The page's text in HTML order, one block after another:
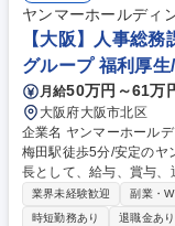
連 ・衛生管理 ・防災関
管理 ・福利厚生関連 ・
業務全般 募集職種 【東京／文京区】公益財団法人の総務人事業務／年間
休日125日
ヤンマーホールディ
【大阪】人事総
グループ 福利厚
月給50万円～61万
大阪府大阪市北区
企業名 ヤンマーホールディングス株式会
梅田駅徒歩5分/安定のヤンマーグループ 仕
長として、給与、賞与
応、各種助成金申請、
全体の障がい者雇用推進にも関わ
業界未経験歓迎 副業・
時短勤務あり
退職金あり